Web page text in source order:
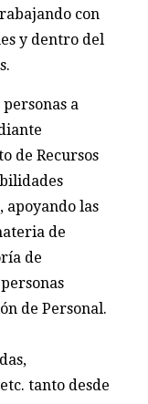
con
y dentro del
a
de Recursos
apoyando las
de
de
de Personal.
tanto desde